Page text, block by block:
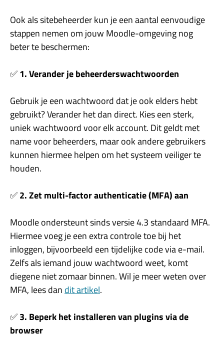
Ook als sitebeheerder kun je een aantal eenvoudige
stappen nemen om jouw Moodle-omgeving nog
beter te beschermen:
✅1. Verander je beheerderswachtwoorden
Gebruik je een wachtwoord dat je ook elders hebt
gebruikt? Verander het dan direct. Kies een sterk,
uniek wachtwoord voor elk account. Dit geldt met
name voor beheerders, maar ook andere gebruikers
kunnen hiermee helpen om het systeem veiliger te
houden.
✅2. Zet multi-factor authenticatie (MFA) aan
Moodle ondersteunt sinds versie 4.3 standaard MFA.
Hiermee voeg je een extra controle toe bij het
inloggen, bijvoorbeeld een tijdelijke code via e-mail.
Zelfs als iemand jouw wachtwoord weet, komt
diegene niet zomaar binnen. Wil je meer weten over
MFA, lees dan dit artikel.
✅3. Beperk het installeren van plugins via de
browser